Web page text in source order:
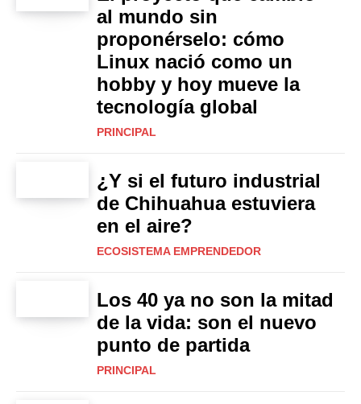
al mundo sin
proponérselo: cómo
Linux nació como un
hobby y hoy mueve la
tecnología global
PRINCIPAL
¿Y si el futuro industrial
de Chihuahua estuviera
en el aire?
ECOSISTEMA EMPRENDEDOR
Los 40 ya no son la mitad
de la vida: son el nuevo
punto de partida
PRINCIPAL